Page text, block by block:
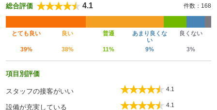
総合評価 4.1 件数：168
とても良い 良い 普通
あまり良くな
い
良くない
39% 38% 11% 9% 3%
項目別評価
スタッフの接客がいい 4.1
設備が充実している 4.1